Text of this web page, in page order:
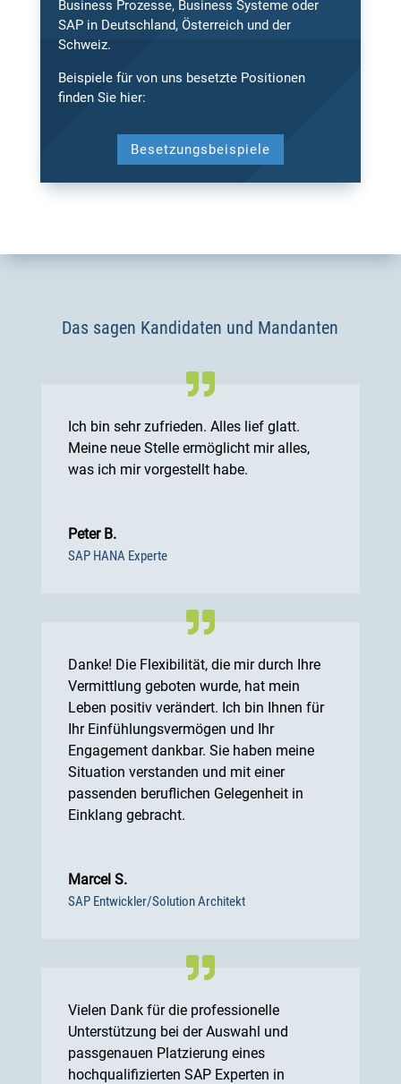
Business Prozesse, Business Systeme oder
SAP in Deutschland, Österreich und der
Schweiz.
Beispiele für von uns besetzte Positionen
finden Sie hier:
Besetzungsbeispiele
Das sagen Kandidaten und Mandanten
Ich bin sehr zufrieden. Alles lief glatt.
Meine neue Stelle ermöglicht mir alles,
was ich mir vorgestellt habe.
Peter B.
SAP HANA Experte
Danke! Die Flexibilität, die mir durch Ihre
Vermittlung geboten wurde, hat mein
Leben positiv verändert. Ich bin Ihnen für
Ihr Einfühlungsvermögen und Ihr
Engagement dankbar. Sie haben meine
Situation verstanden und mit einer
passenden beruflichen Gelegenheit in
Einklang gebracht.
Marcel S.
SAP Entwickler/Solution Architekt
Vielen Dank für die professionelle
Unterstützung bei der Auswahl und
passgenauen Platzierung eines
hochqualifizierten SAP Experten in